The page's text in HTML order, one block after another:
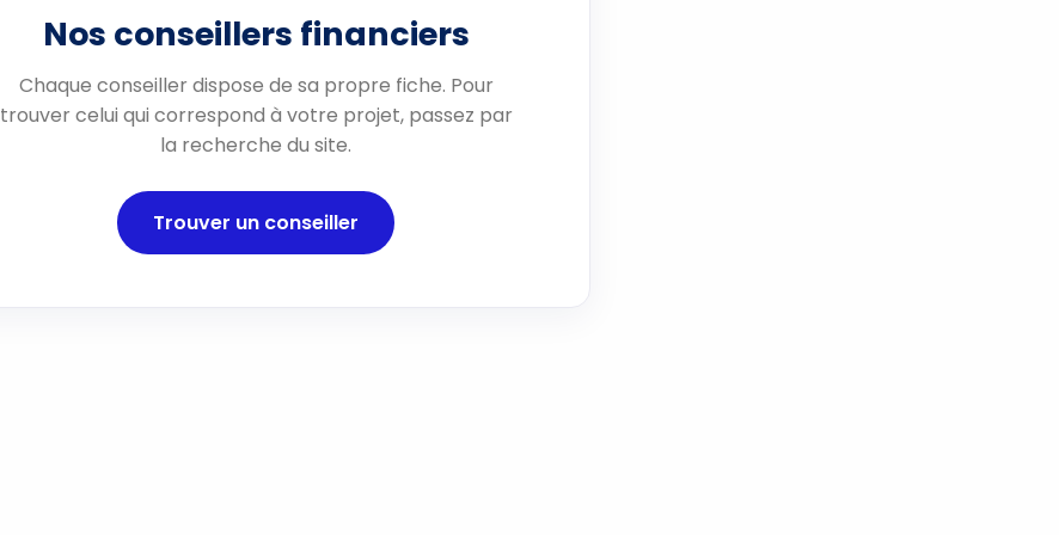
Nos conseillers financiers
Chaque conseiller dispose de sa propre fiche. Pour
trouver celui qui correspond à votre projet, passez par
la recherche du site.
Trouver un conseiller